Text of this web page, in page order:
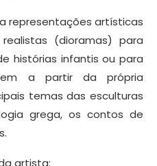
representações artísticas
(dioramas) para
histórias infantis ou para
a partir da própria
temas das esculturas
grega, os contos de
artista: